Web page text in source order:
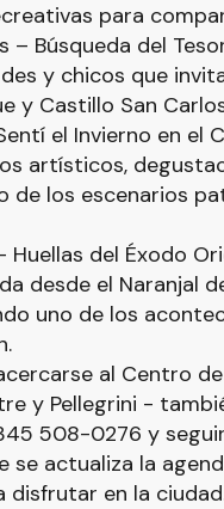
para
– Búsqueda del
y chicos que
y Castillo San
el Invierno en el
artísticos,
de los escenarios
Huellas del Éxodo
desde el Naranjal
uno de los
al Centro
y Pellegrini -
508-0276 y
se actualiza la
disfrutar en la